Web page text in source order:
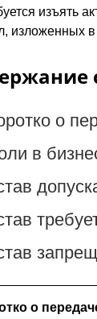
изъять
изложенных
о
в
о